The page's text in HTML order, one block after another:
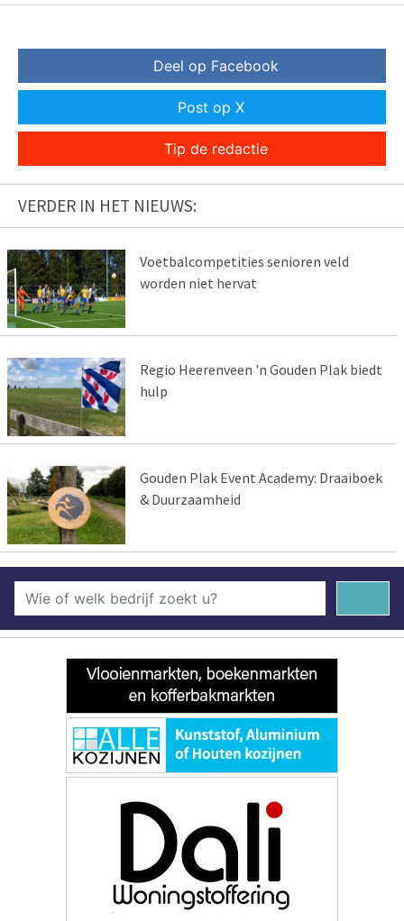
Deel op Facebook
Post op X
Tip de redactie
VERDER IN HET NIEUWS:
Voetbalcompetities senioren veld
worden niet hervat
Regio Heerenveen 'n Gouden Plak biedt
hulp
Gouden Plak Event Academy: Draaiboek
& Duurzaamheid